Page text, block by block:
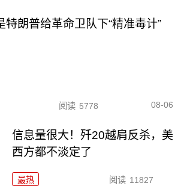
特朗普给革命卫队下“精准毒计”
阅读 5778 08-06
信息量很大！歼20越肩反杀，美
西方都不淡定了
最热 阅读 11827